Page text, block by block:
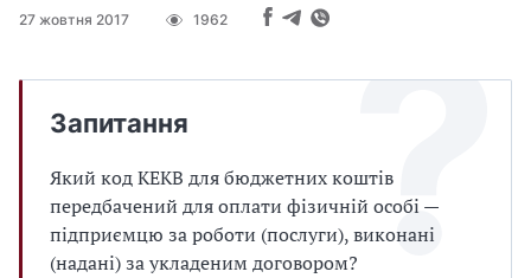
27 жовтня 2017 1962
Запитання
Який код КЕКВ для бюджетних коштів
передбачений для оплати фізичній особі —
підприємцю за роботи (послуги), виконані
(надані) за укладеним договором?